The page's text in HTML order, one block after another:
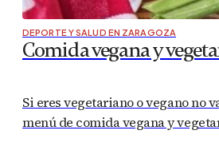
DEPORTE Y SALUD EN ZARAGOZA
Comida vegana y
Si eres vegetariano o vegano no
menú de comida vegana y